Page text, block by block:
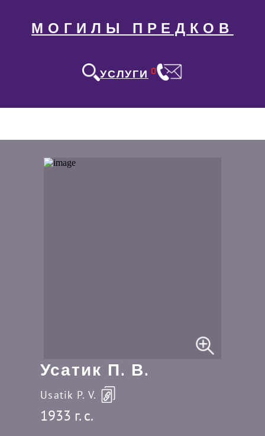
МОГИЛЫ ПРЕДКОВ
УСЛУГИ 0
Усатик П. В.
Usatik P. V.
1933 г. c.